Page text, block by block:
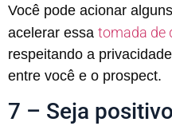
Você pode acionar alguns
acelerar essa tomada de
respeitando a
entre você e o prospect.
7 – Seja